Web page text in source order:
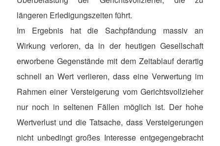
längeren Erledigungszeiten führt.
Im Ergebnis hat die Sachpfändung massiv an
Wirkung verloren, da in der heutigen Gesellschaft
erworbene Gegenstände mit dem Zeitablauf derartig
schnell an Wert verlieren, dass eine Verwertung im
Rahmen einer Versteigerung vom Gerichtsvollzieher
nur noch in seltenen Fällen möglich ist. Der hohe
Wertverlust und die Tatsache, dass Versteigerungen
nicht unbedingt großes Interesse entgegengebracht